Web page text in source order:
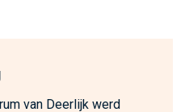
van Deerlijk werd